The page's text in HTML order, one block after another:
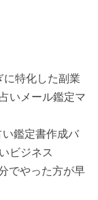
に特化した副業
いメール鑑定マ
鑑定書作成バ
ビジネス
でやった方が早